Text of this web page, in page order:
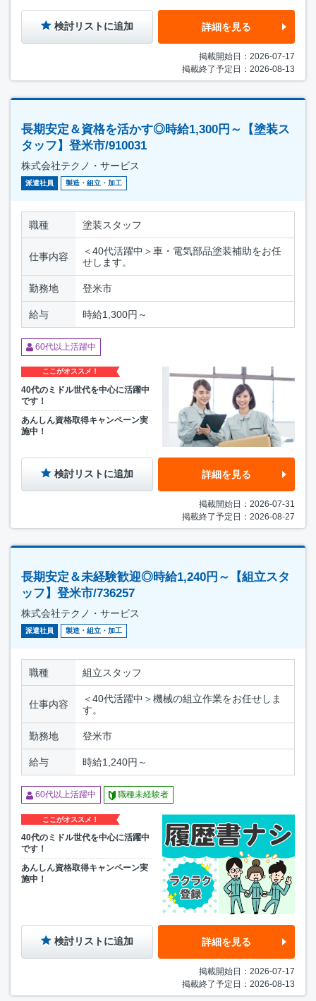
検討リストに追加 詳細を見る
掲載開始日：2026-07-17
掲載終了予定日：2026-08-13
長期安定＆資格を活かす◎時給1,300円～【塗装ス
タッフ】登米市/910031
株式会社テクノ・サービス
派遣社員 製造・組立・加工
職種 塗装スタッフ
仕事内容
＜40代活躍中＞車・電気部品塗装補助をお任
せします。
勤務地 登米市
給与 時給1,300円～
60代以上活躍中
ここがオススメ！
40代のミドル世代を中心に活躍中
です！
あんしん資格取得キャンペーン実
施中！
検討リストに追加 詳細を見る
掲載開始日：2026-07-31
掲載終了予定日：2026-08-27
長期安定＆未経験歓迎◎時給1,240円～【組立スタ
ッフ】登米市/736257
株式会社テクノ・サービス
派遣社員 製造・組立・加工
職種 組立スタッフ
仕事内容
＜40代活躍中＞機械の組立作業をお任せしま
す。
勤務地 登米市
給与 時給1,240円～
60代以上活躍中 職種未経験者
ここがオススメ！
40代のミドル世代を中心に活躍中
です！
あんしん資格取得キャンペーン実
施中！
検討リストに追加 詳細を見る
掲載開始日：2026-07-17
掲載終了予定日：2026-08-13